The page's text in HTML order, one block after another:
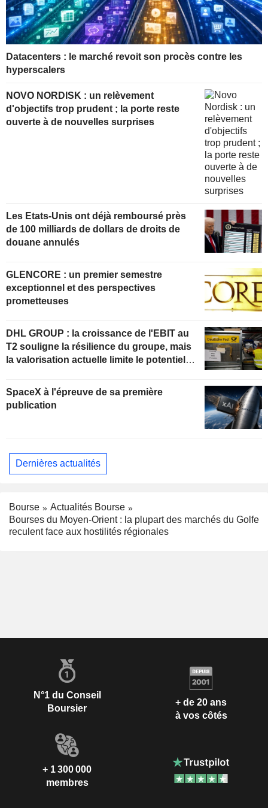
Datacenters : le marché revoit son procès contre les
hyperscalers
NOVO NORDISK : un relèvement
d'objectifs trop prudent ; la porte reste
ouverte à de nouvelles surprises
Les Etats-Unis ont déjà remboursé près
de 100 milliards de dollars de droits de
douane annulés
GLENCORE : un premier semestre
exceptionnel et des perspectives
prometteuses
DHL GROUP : la croissance de l'EBIT au
T2 souligne la résilience du groupe, mais
la valorisation actuelle limite le potentiel
SpaceX à l'épreuve de sa première
publication
Dernières actualités
Bourse
Actualités Bourse
Bourses du Moyen-Orient : la plupart des marchés du Golfe
reculent face aux hostilités régionales
N°1 du Conseil
Boursier
+ de 20 ans
à vos côtés
+ 1 300 000
membres